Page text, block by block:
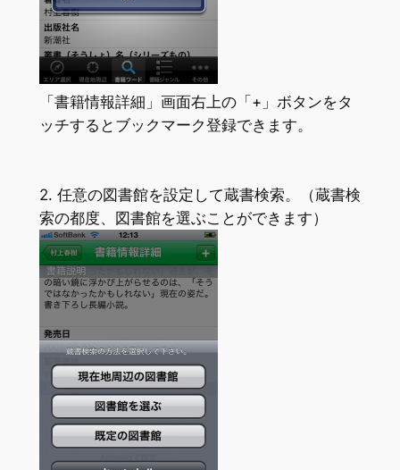
「書籍情報詳細」画面右上の「+」ボタンをタ
ッチするとブックマーク登録できます。
2. 任意の図書館を設定して蔵書検索。（蔵書検
索の都度、図書館を選ぶことができます）